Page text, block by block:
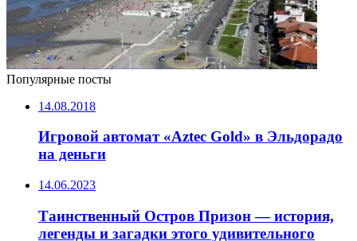
Популярные посты
14.08.2018
Игровой автомат «Aztec Gold» в Эльдорадо
на деньги
14.06.2023
Таинственный Остров Призон — история,
легенды и загадки этого удивительного